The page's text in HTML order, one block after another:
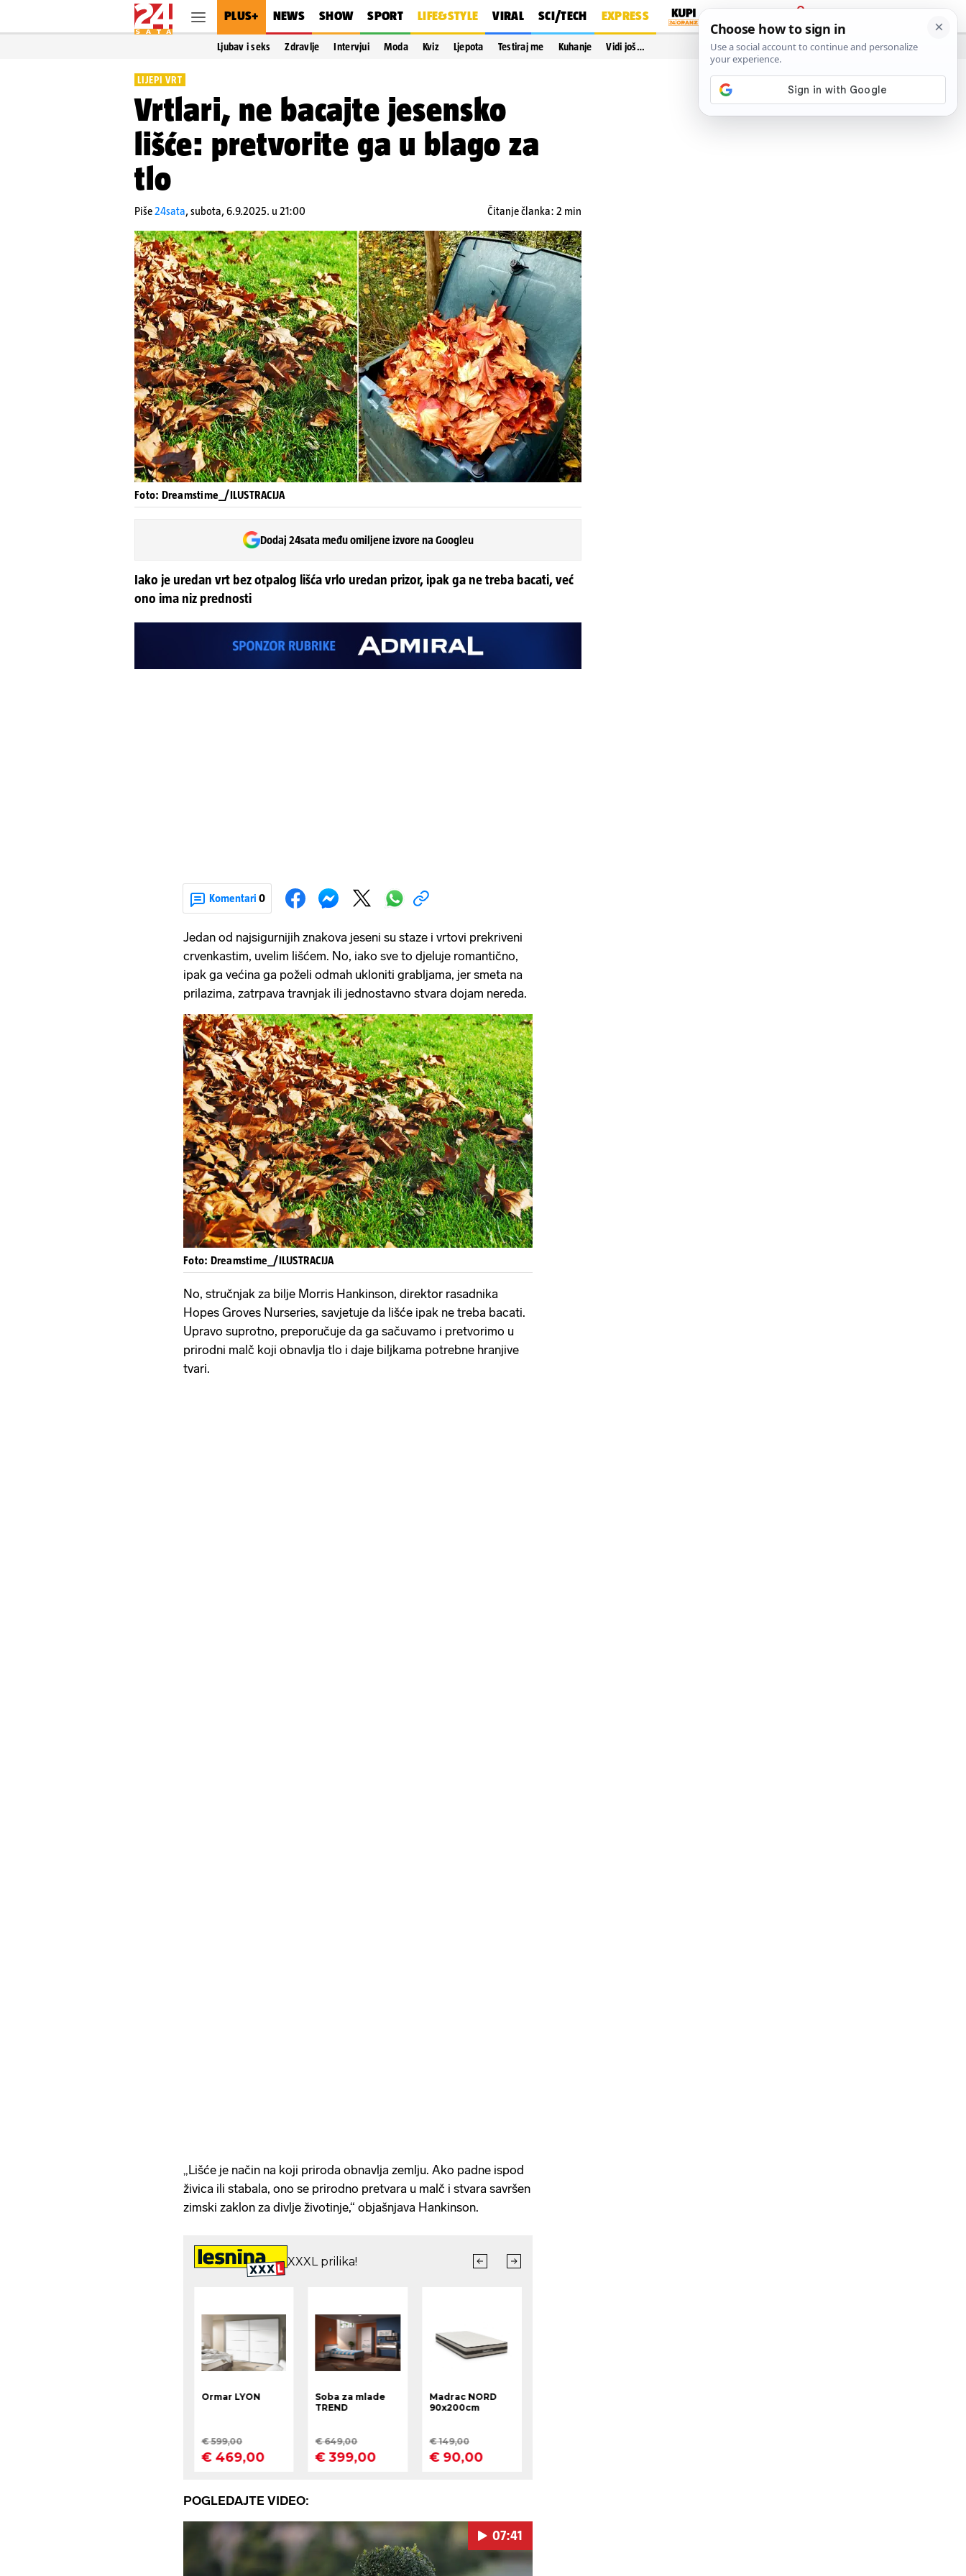
PLUS+ NEWS SHOW SPORT LIFE&STYLE VIRAL SCI/TECH EXPRESS
PRIJAVA
Ljubav i seks Zdravlje Intervjui Moda Kviz Ljepota Testiraj me Kuhanje Vidi još…
LIJEPI VRT
Vrtlari, ne bacajte jesensko
lišće: pretvorite ga u blago za
tlo
Piše24sata,subota, 6.9.2025. u 21:00 Čitanje članka: 2 min
Foto: Dreamstime_/ILUSTRACIJA
Dodaj 24sata među omiljene izvore na Googleu
Iako je uredan vrt bez otpalog lišća vrlo uredan prizor, ipak ga ne treba bacati, već
ono ima niz prednosti
Komentari 0
Jedan od najsigurnijih znakova jeseni su staze i vrtovi prekriveni
crvenkastim, uvelim lišćem. No, iako sve to djeluje romantično,
ipak ga većina ga poželi odmah ukloniti grabljama, jer smeta na
prilazima, zatrpava travnjak ili jednostavno stvara dojam nereda.
Foto: Dreamstime_/ILUSTRACIJA
No, stručnjak za bilje Morris Hankinson, direktor rasadnika
Hopes Groves Nurseries, savjetuje da lišće ipak ne treba bacati.
Upravo suprotno, preporučuje da ga sačuvamo i pretvorimo u
prirodni malč koji obnavlja tlo i daje biljkama potrebne hranjive
tvari.
„Lišće je način na koji priroda obnavlja zemlju. Ako padne ispod
živica ili stabala, ono se prirodno pretvara u malč i stvara savršen
zimski zaklon za divlje životinje,“ objašnjava Hankinson.
POGLEDAJTE VIDEO:
07:41